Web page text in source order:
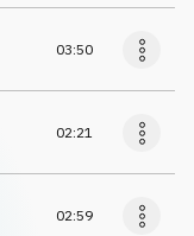
03:50
02:21
02:59